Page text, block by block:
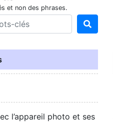
et non des phrases.
l’appareil photo et ses